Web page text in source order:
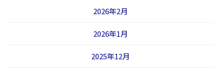
2026年2月
2026年1月
2025年12月